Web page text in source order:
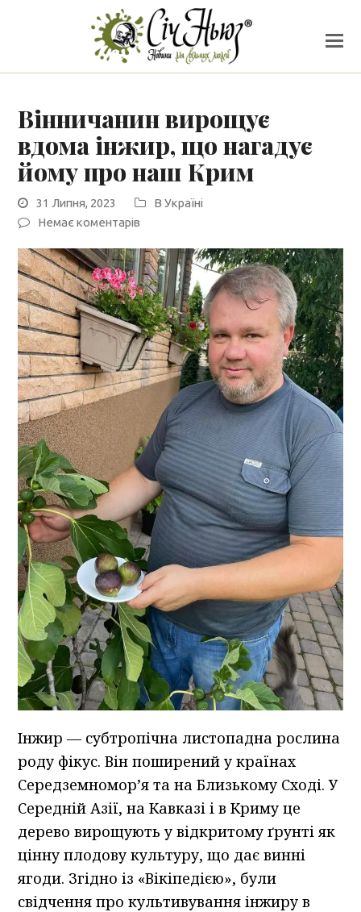
Вінничанин вирощує
вдома інжир, що нагадує
йому про наш Крим
31 Липня, 2023
В Україні
Немає коментарів
Інжир — субтропічна листопадна рослина
роду фікус. Він поширений у країнах
Середземномор’я та на Близькому Сході. У
Середній Азії, на Кавказі і в Криму це
дерево вирощують у відкритому ґрунті як
цінну плодову культуру, що дає винні
ягоди. Згідно із «Вікіпедією», були
свідчення про культивування інжиру в